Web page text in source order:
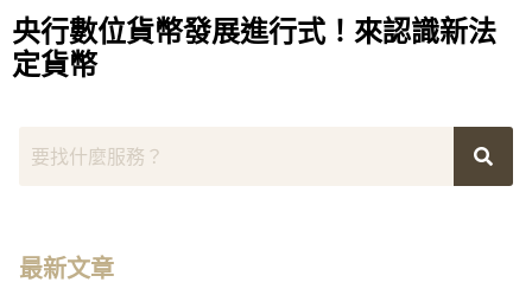
央行數位貨幣發展進行式！來認識新法
定貨幣
最新文章